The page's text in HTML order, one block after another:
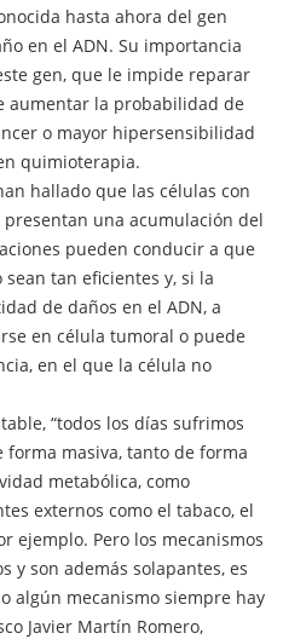
hasta ahora del gen
en el ADN. Su importancia
gen, que le impide reparar
aumentar la probabilidad de
o mayor hipersensibilidad
quimioterapia.
hallado que las células con
una acumulación del
pueden conducir a que
tan eficientes y, si la
de daños en el ADN, a
en célula tumoral o puede
en el que la célula no
“todos los días sufrimos
forma masiva, tanto de forma
metabólica, como
externos como el tabaco, el
ejemplo. Pero los mecanismos
y son además solapantes, es
algún mecanismo siempre hay
Javier Martín Romero,